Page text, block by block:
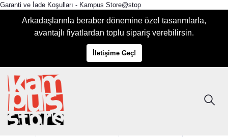
Garanti ve İade Koşulları - Kampus Store@stop
Arkadaşlarınla beraber dönemine özel tasarımlarla,
avantajlı fiyatlardan toplu sipariş verebilirsin.
İletişime Geç!